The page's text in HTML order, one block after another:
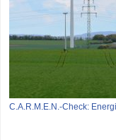
C.A.R.M.E.N.-Check: